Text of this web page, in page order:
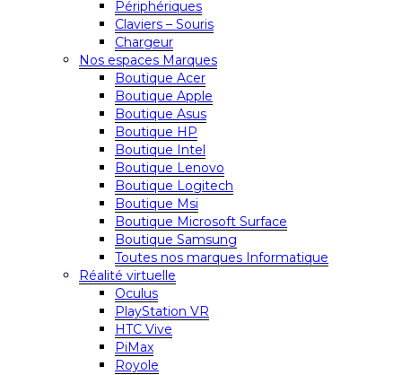
Périphériques
Claviers – Souris
Chargeur
Nos espaces Marques
Boutique Acer
Boutique Apple
Boutique Asus
Boutique HP
Boutique Intel
Boutique Lenovo
Boutique Logitech
Boutique Msi
Boutique Microsoft Surface
Boutique Samsung
Toutes nos marques Informatique
Réalité virtuelle
Oculus
PlayStation VR
HTC Vive
PiMax
Royole